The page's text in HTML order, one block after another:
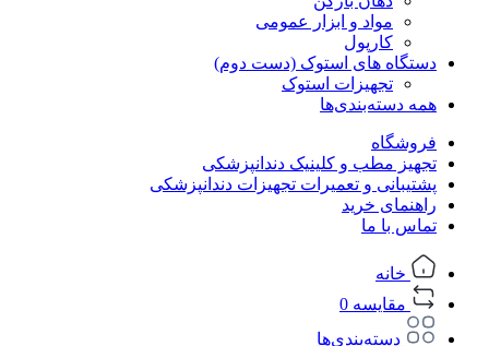
مواد و ابزار عمومی
کارپول
دستگاه های استوک (دست دوم)
تجهیزات استوک
همه دسته‌بندی‌ها
فروشگاه
تجهیز مطب و کلینیک دندانپزشکی
پشتیبانی و تعمیرات تجهیزات دندانپزشکی
راهنمای خرید
تماس با ما
خانه
مقایسه 0
دسته‌بندی‌ها